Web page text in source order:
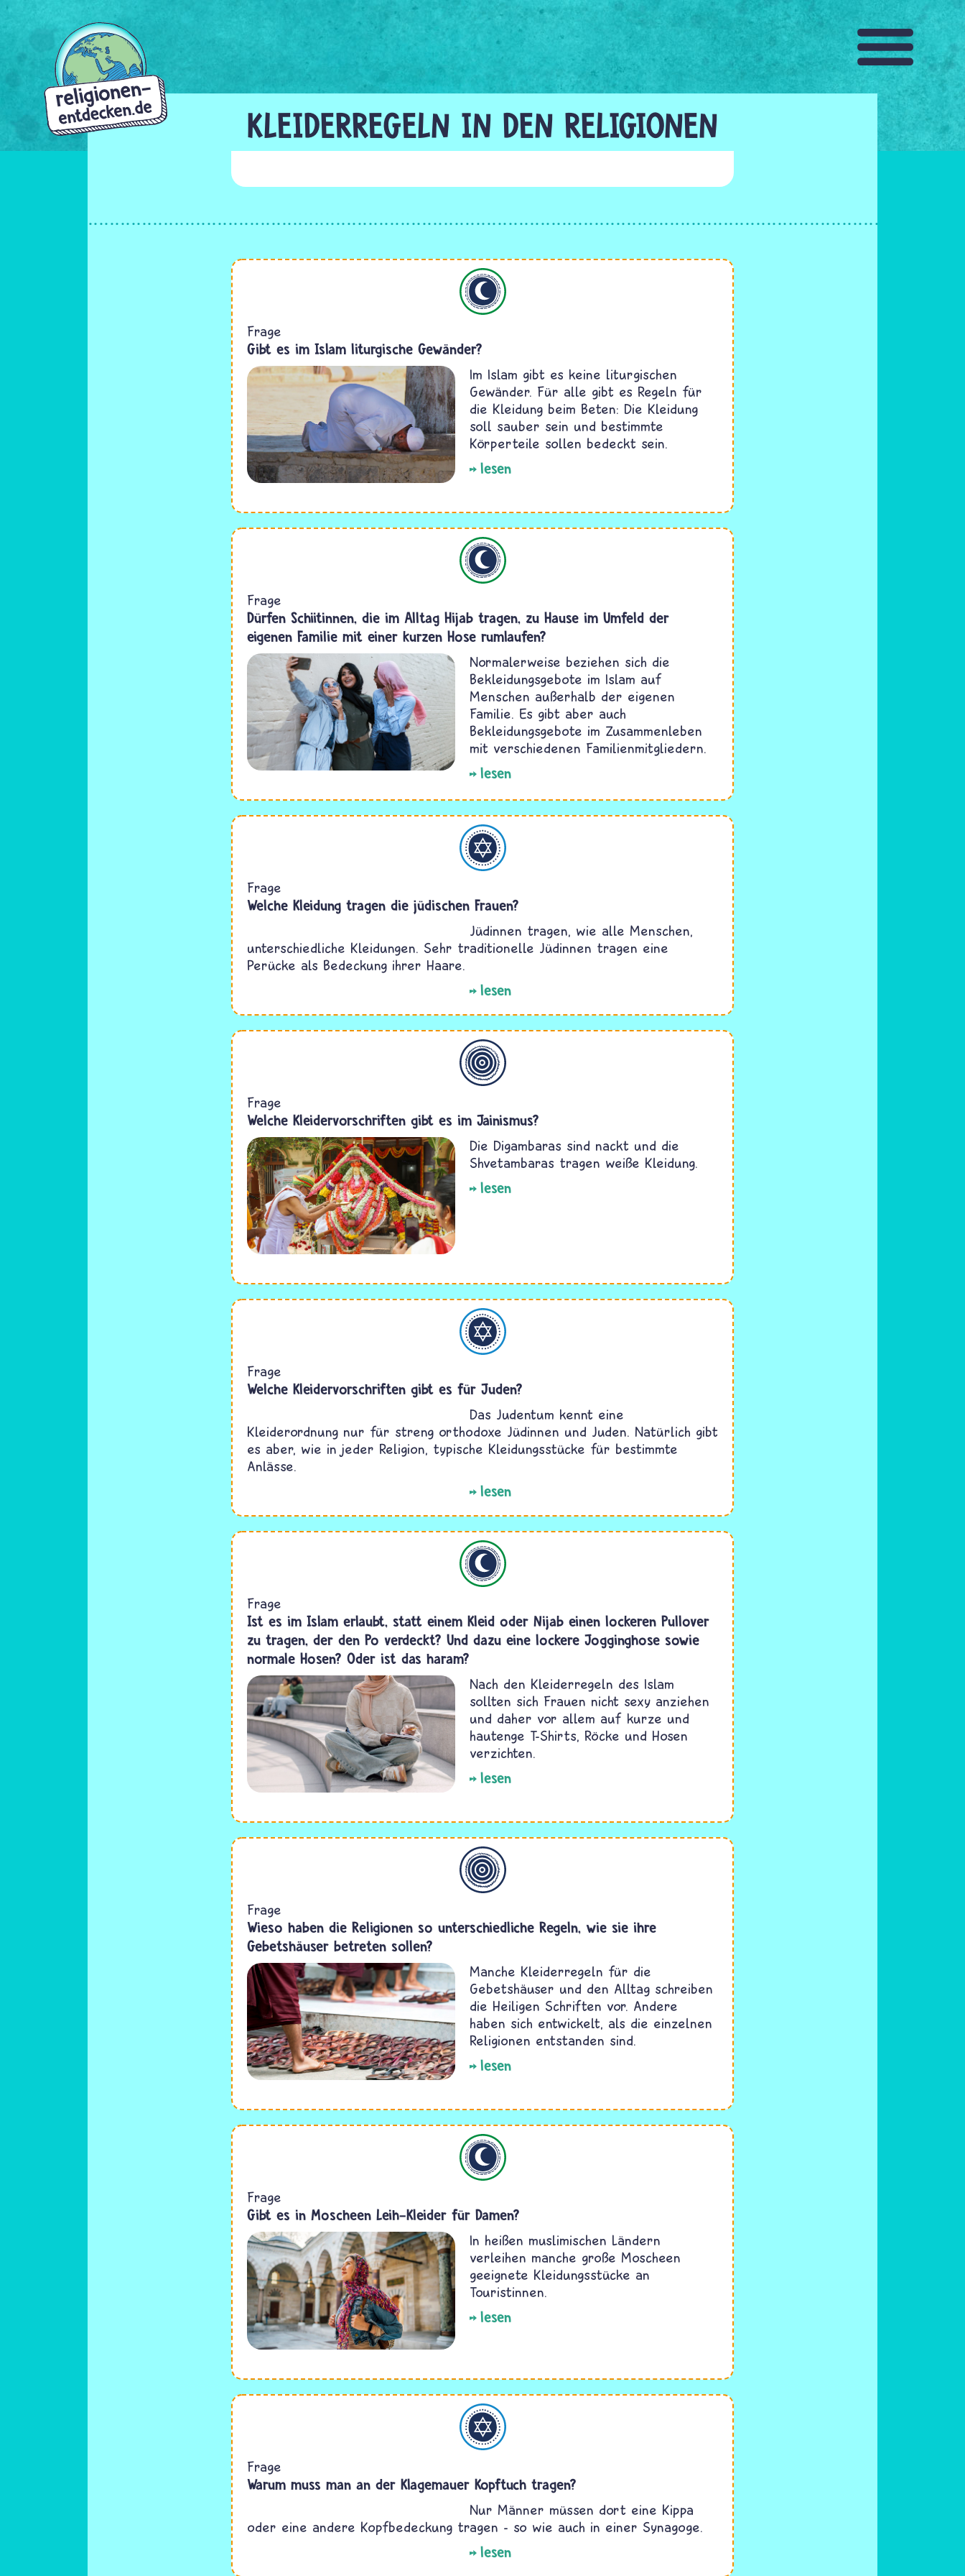
Direkt
KLEIDERREGELN IN DEN RELIGIONEN
Frage
Gibt es im Islam liturgische Gewänder?
Im Islam gibt es keine liturgischen
Gewänder. Für alle gibt es Regeln für
die Kleidung beim Beten: Die Kleidung
soll sauber sein und bestimmte
Körperteile sollen bedeckt sein.
lesen
Frage
Dürfen Schiitinnen, die im Alltag Hijab tragen, zu Hause im Umfeld der
eigenen Familie mit einer kurzen Hose rumlaufen?
Normalerweise beziehen sich die
Bekleidungsgebote im Islam auf
Menschen außerhalb der eigenen
Familie. Es gibt aber auch
Bekleidungsgebote im Zusammenleben
mit verschiedenen Familienmitgliedern.
lesen
Frage
Welche Kleidung tragen die jüdischen Frauen?
Jüdinnen tragen, wie alle Menschen,
unterschiedliche Kleidungen. Sehr traditionelle Jüdinnen tragen eine
Perücke als Bedeckung ihrer Haare.
lesen
Frage
Welche Kleidervorschriften gibt es im Jainismus?
Die Digambaras sind nackt und die
Shvetambaras tragen weiße Kleidung.
lesen
Frage
Welche Kleidervorschriften gibt es für Juden?
Das Judentum kennt eine
Kleiderordnung nur für streng orthodoxe Jüdinnen und Juden. Natürlich gibt
es aber, wie in jeder Religion, typische Kleidungsstücke für bestimmte
Anlässe.
lesen
Frage
Ist es im Islam erlaubt, statt einem Kleid oder Nijab einen lockeren Pullover
zu tragen, der den Po verdeckt? Und dazu eine lockere Jogginghose sowie
normale Hosen? Oder ist das haram?
Nach den Kleiderregeln des Islam
sollten sich Frauen nicht sexy anziehen
und daher vor allem auf kurze und
hautenge T-Shirts, Röcke und Hosen
verzichten.
lesen
Frage
Wieso haben die Religionen so unterschiedliche Regeln, wie sie ihre
Gebetshäuser betreten sollen?
Manche Kleiderregeln für die
Gebetshäuser und den Alltag schreiben
die Heiligen Schriften vor. Andere
haben sich entwickelt, als die einzelnen
Religionen entstanden sind.
lesen
Frage
Gibt es in Moscheen Leih-Kleider für Damen?
In heißen muslimischen Ländern
verleihen manche große Moscheen
geeignete Kleidungsstücke an
Touristinnen.
lesen
Frage
Warum muss man an der Klagemauer Kopftuch tragen?
Nur Männer müssen dort eine Kippa
oder eine andere Kopfbedeckung tragen - so wie auch in einer Synagoge.
lesen